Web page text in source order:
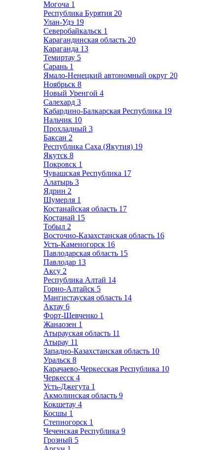
Могоча 1
Республика Бурятия 20
Улан-Удэ 19
Северобайкальск 1
Карагандинская область 20
Караганда 13
Темиртау 5
Сарань 1
Ямало-Ненецкий автономный округ 20
Ноябрьск 8
Новый Уренгой 4
Салехард 3
Кабардино-Балкарская Республика 19
Нальчик 10
Прохладный 3
Баксан 2
Республика Саха (Якутия) 19
Якутск 8
Покровск 1
Чувашская Республика 17
Алатырь 3
Ядрин 2
Шумерля 1
Костанайская область 17
Костанай 15
Тобыл 2
Восточно-Казахстанская область 16
Усть-Каменогорск 16
Павлодарская область 15
Павлодар 13
Аксу 2
Республика Алтай 14
Горно-Алтайск 5
Мангистауская область 14
Актау 6
Форт-Шевченко 1
Жанаозен 1
Атырауская область 11
Атырау 11
Западно-Казахстанская область 10
Уральск 8
Карачаево-Черкесская Республика 10
Черкесск 4
Усть-Джегута 1
Акмолинская область 9
Кокшетау 4
Косшы 1
Степногорск 1
Чеченская Республика 9
Грозный 5